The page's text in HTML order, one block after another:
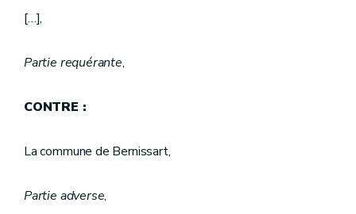
[…],
Partie requérante,
CONTRE :
La commune de Bernissart,
Partie adverse,